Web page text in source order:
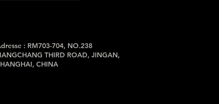
: RM703-704, NO.238
THIRD ROAD, JINGAN,
CHINA